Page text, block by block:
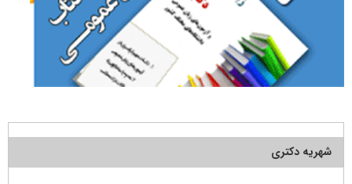
شهریه دکتری